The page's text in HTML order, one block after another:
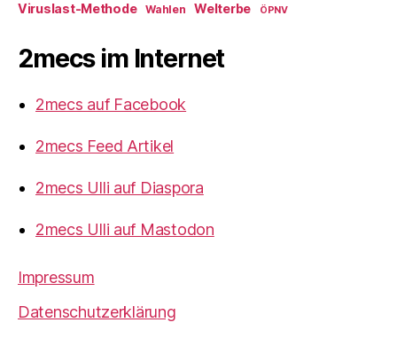
Viruslast-Methode Wahlen Welterbe ÖPNV
2mecs im Internet
2mecs auf Facebook
2mecs Feed Artikel
2mecs Ulli auf Diaspora
2mecs Ulli auf Mastodon
Impressum
Datenschutzerklärung